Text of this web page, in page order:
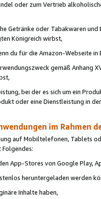
oder zum Vertrieb
Getränke oder Tabakwaren
Königreich wirbst,
du für die Amazon-Webseite in
gemäß Anhang
bei der es sich um ein
oder eine Dienstleistung in
im Rahmen
auf Mobiltelefonen, Tablets
App-Stores von Google Play,
heruntergeladen werden
Inhalte haben,